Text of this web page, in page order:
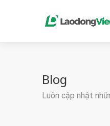
Blog
Luôn cập nhật